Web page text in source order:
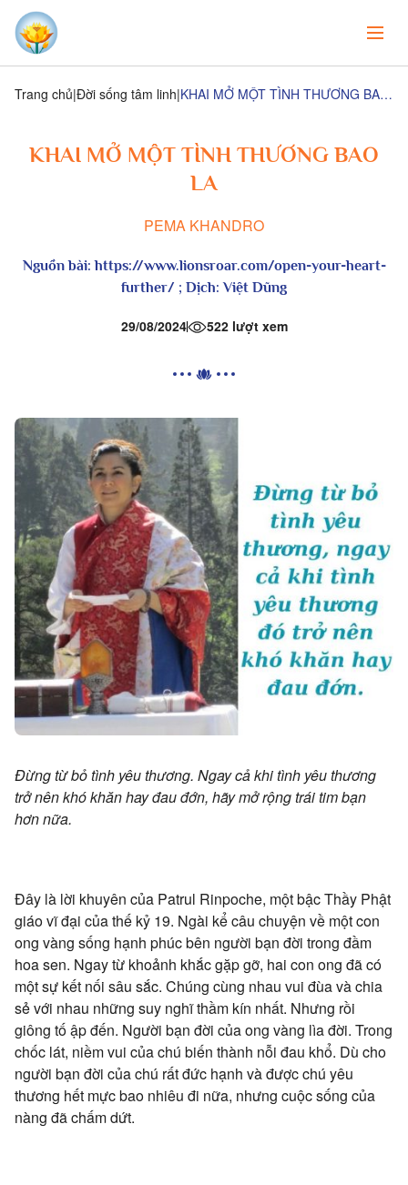
Trang chủ Đời sống tâm linh KHAI MỞ MỘT TÌNH THƯƠNG BAO LA
KHAI MỞ MỘT TÌNH THƯƠNG BAO
LA
PEMA KHANDRO
Nguồn bài: https://www.lionsroar.com/open-your-heart-
further/ ; Dịch:Việt Dũng
29/08/2024 522 lượt xem
Đừng từ bỏ tình yêu thương. Ngay cả khi tình yêu thương
trở nên khó khăn hay đau đớn, hãy mở rộngtrái tim bạn
hơn nữa.
Đây là lời khuyên của Patrul Rinpoche, một bậc Thầy Phật
giáo vĩ đại của thế kỷ 19. Ngài kể câu chuyện về một con
ong vàng sống hạnh phúc bên người bạn đời trong đầm
hoa sen. Ngay từ khoảnh khắc gặp gỡ, hai con ong đã có
một sự kết nối sâu sắc. Chúng cùng nhau vui đùa và chia
sẻ với nhau những suy nghĩ thầm kín nhất. Nhưng rồi
giông tố ập đến. Người bạn đời của ong vàng lìa đời. Trong
chốc lát, niềm vui của chú biến thành nỗi đau khổ. Dù cho
người bạn đời của chú rất đức hạnh và được chú yêu
thương hết mực bao nhiêu đi nữa, nhưng cuộc sống của
nàng đã chấm dứt.